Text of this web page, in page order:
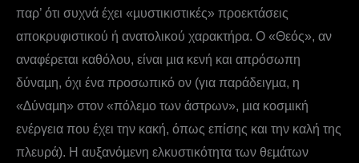
παρ’ ότι συχνά έχει «µυστικιστικές» προεκτάσεις
αποκρυφιστικού ή ανατολικού χαρακτήρα. Ο «Θεός», αν
αναφέρεται καθόλου, είναι µια κενή και απρόσωπη
δύναµη, όχι ένα προσωπικό ον (για παράδειγµα, η
«∆ύναµη» στον «πόλεµο των άστρων», µια κοσµική
ενέργεια που έχει την κακή, όπως επίσης και την καλή της
πλευρά). Η αυξανόµενη ελκυστικότητα των θεµάτων